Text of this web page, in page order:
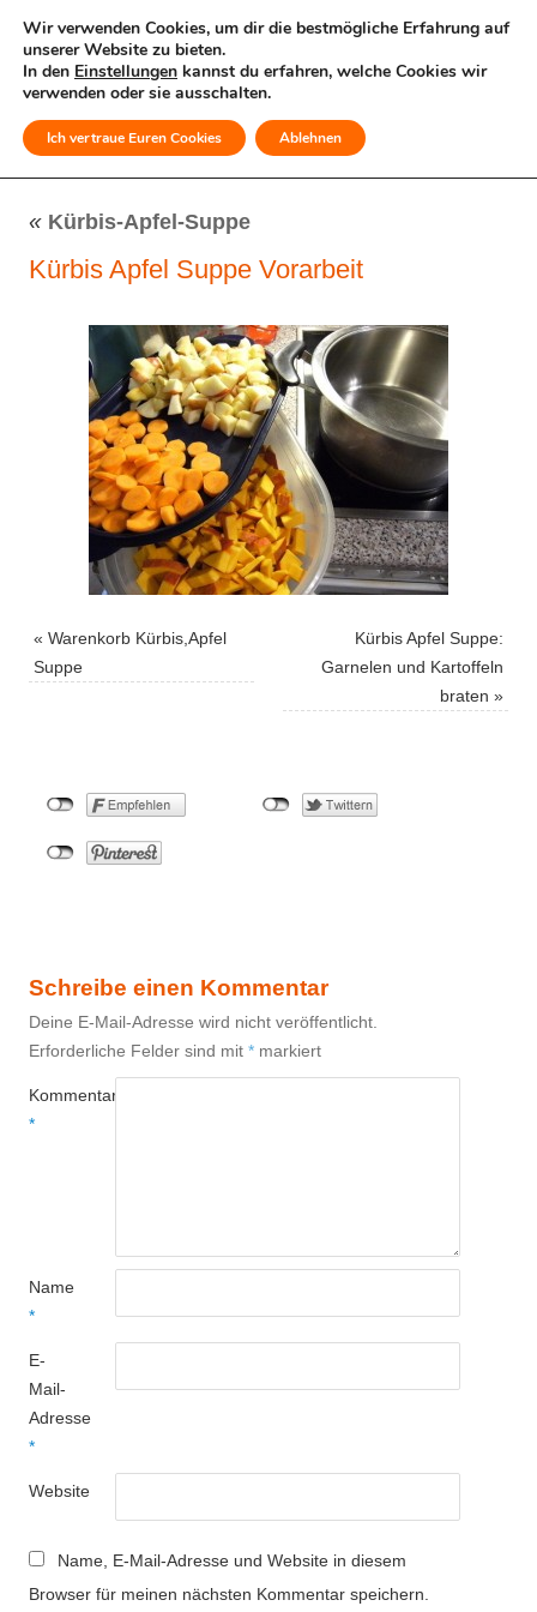
MENÜ
« Kürbis-Apfel-Suppe
Kürbis Apfel Suppe Vorarbeit
« Warenkorb Kürbis,Apfel
Suppe
Kürbis Apfel Suppe:
Garnelen und Kartoffeln
braten »
Schreibe einen Kommentar
Deine E-Mail-Adresse wird nicht veröffentlicht.
Erforderliche Felder sind mit * markiert
Kommentar
*
Name
*
E-
Mail-
Adresse
*
Website
Name, E-Mail-Adresse und Website in diesem
Browser für meinen nächsten Kommentar speichern.
Wir verwenden Cookies, um dir die bestmögliche Erfahrung auf
unserer Website zu bieten.
In den Einstellungen kannst du erfahren, welche Cookies wir
verwenden oder sie ausschalten.
Ich vertraue Euren Cookies Ablehnen